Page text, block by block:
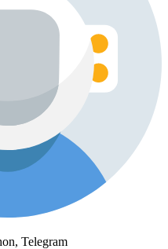
Telegram